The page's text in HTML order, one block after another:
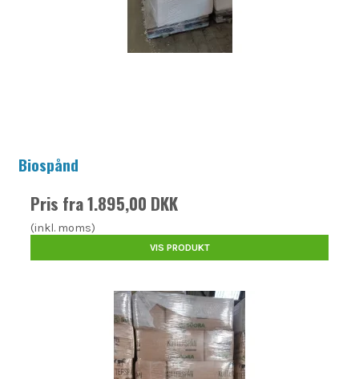
Biospånd
Pris fra1.895,00 DKK
(inkl. moms)
VIS PRODUKT